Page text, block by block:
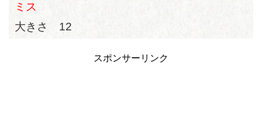
ミス
大きさ 12
スポンサーリンク